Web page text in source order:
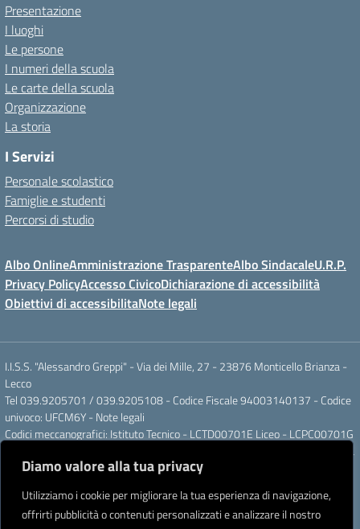
Diamo valore alla tua privacy
Utilizziamo i cookie per migliorare la tua esperienza di navigazione,
offrirti pubblicità o contenuti personalizzati e analizzare il nostro
Presentazione
I luoghi
Le persone
I numeri della scuola
Le carte della scuola
Organizzazione
La storia
I Servizi
Personale scolastico
Famiglie e studenti
Percorsi di studio
Albo OnlineAmministrazione TrasparenteAlbo SindacaleU.R.P.
Privacy PolicyAccesso CivicoDichiarazione di accessibilità
Obiettivi di accessibilitaNote legali
I.I.S.S. "Alessandro Greppi" - Via dei Mille, 27 - 23876 Monticello Brianza -
Lecco
Tel 039.9205701 / 039.9205108 - Codice Fiscale 94003140137 - Codice
univoco: UFCM6Y - Note legali
Codici meccanografici: Istituto Tecnico - LCTD00701E Liceo - LCPC00701G
Posta elettronica ordinaria: LCIS007008@ISTRUZIONE.IT Posta elettronica
certificata: LCIS007008@PEC.ISTRUZIONE.IT
Intestato a: Istituto di Istruzione Secondaria Superiore A. Greppi
Partner tecnologicoCreative Software Lab S.r.l.